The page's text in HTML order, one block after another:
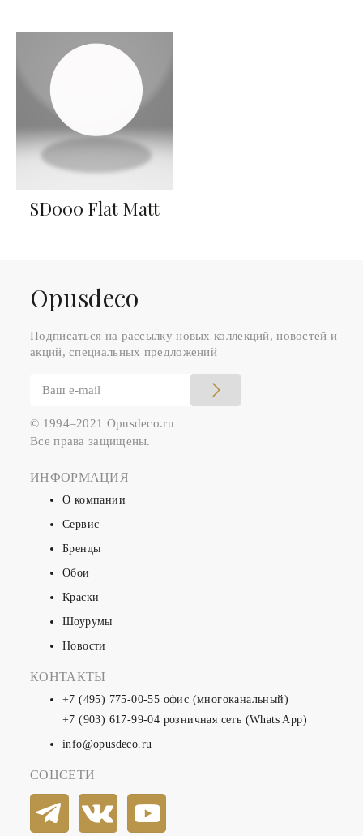
SD000 Flat Matt
Оpusdeco
Подписаться на рассылку новых коллекций, новостей и
акций, специальных предложений
© 1994–2021 Opusdeco.ru
Все права защищены.
ИНФОРМАЦИЯ
О компании
Сервис
Бренды
Обои
Краски
Шоурумы
Новости
КОНТАКТЫ
+7 (495) 775-00-55 офис (многоканальный)
+7 (903) 617-99-04 розничная сеть (Whats App)
info@opusdeco.ru
СОЦСЕТИ